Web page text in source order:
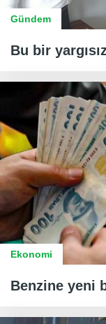
Gündem
Bu bir
Ekonomi
Benzine yeni